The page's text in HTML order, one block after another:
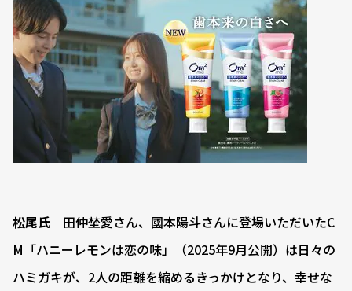
松尾氏 田仲埜愛さん、國本陽斗さんに登場いただいたC
M「ハニーレモンは恋の味」（2025年9月公開）は日々の
ハミガキが、2人の距離を縮めるきっかけとなり、幸せな